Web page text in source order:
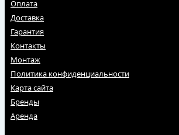
Оплата
Доставка
Гарантия
Контакты
Монтаж
Политика конфиденциальности
Карта сайта
Бренды
Аренда